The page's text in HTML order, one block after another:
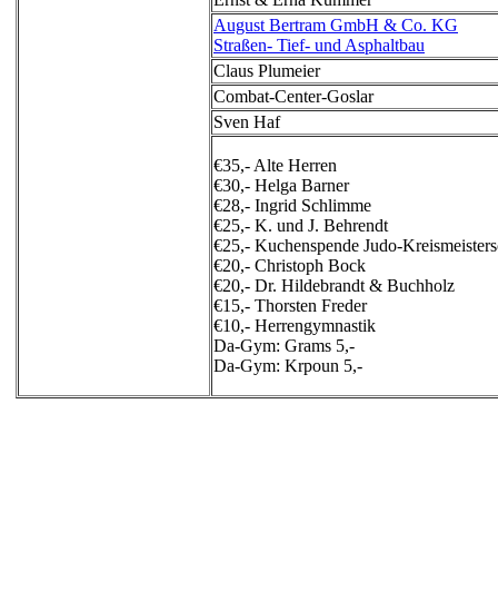
August Bertram GmbH & Co. KG
Straßen- Tief- und Asphaltbau
Claus Plumeier
Combat-Center-Goslar
Sven Haf
€35,- Alte Herren
€30,- Helga Barner
€28,- Ingrid Schlimme
€25,- K. und J. Behrendt
€25,- Kuchenspende Judo-
€20,- Christoph Bock
€20,- Dr. Hildebrandt & Buchholz
€15,- Thorsten Freder
€10,- Herrengymnastik
Da-Gym: Grams 5,-
Da-Gym: Krpoun 5,-